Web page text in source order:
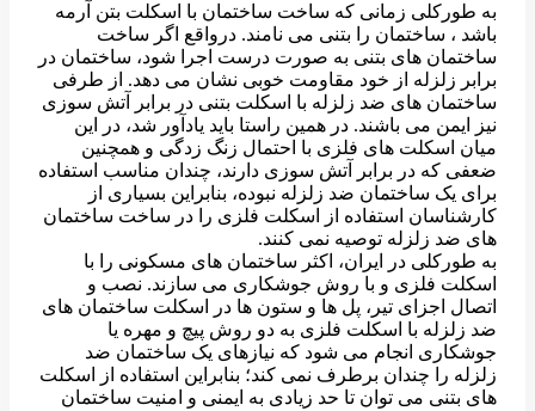
به طورکلی زمانی که ساخت ساختمان با اسکلت بتن آرمه
باشد ، ساختمان را بتنی می نامند. درواقع اگر ساخت
ساختمان های بتنی به صورت درست اجرا شود، ساختمان در
برابر زلزله از خود مقاومت خوبی نشان می دهد. از طرفی
ساختمان های ضد زلزله با اسکلت بتنی در برابر آتش سوزی
نیز ایمن می باشند. در همین راستا باید یادآور شد، در این
میان اسکلت های فلزی با احتمال زنگ زدگی و همچنین
ضعفی که در برابر آتش سوزی دارند، چندان مناسب استفاده
برای یک ساختمان ضد زلزله نبوده، بنابراین بسیاری از
کارشناسان استفاده از اسکلت فلزی را در ساخت ساختمان
های ضد زلزله توصیه نمی کنند.
به طورکلی در ایران، اکثر ساختمان های مسکونی را با
اسکلت فلزی و با روش جوشکاری می سازند. نصب و
اتصال اجزای تیر، پل ها و ستون ها در اسکلت ساختمان های
ضد زلزله با اسکلت فلزی به دو روش پیچ و مهره یا
جوشکاری انجام می شود که نیازهای یک ساختمان ضد
زلزله را چندان برطرف نمی کند؛ بنابراین استفاده از اسکلت
های بتنی می توان تا حد زیادی به ایمنی و امنیت ساختمان